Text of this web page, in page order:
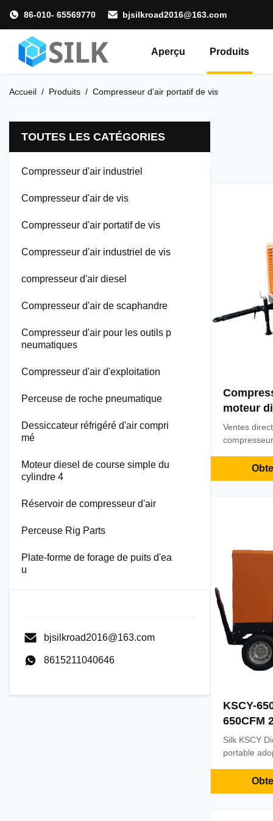
86-010- 65569770 bjsilkroad2016@163.com
Aperçu Produits
Accueil / Produits / Compresseur d'air portatif de vis
TOUTES LES CATÉGORIES
Compresseur d'air industriel
Compresseur d'air de vis
Compresseur d'air portatif de vis
Compresseur d'air industriel de vis
compresseur d'air diesel
Compresseur d'air de scaphandre
Compresseur d'air pour les outils p
neumatiques
Compresseur d'air d'exploitation
Perceuse de roche pneumatique
Dessiccateur réfrigéré d'air compri
mé
Moteur diesel de course simple du
cylindre 4
Réservoir de compresseur d'air
Perceuse Rig Parts
Plate-forme de forage de puits d'ea
u
bjsilkroad2016@163.com
8615211040646
moteur
425CFM
d'énergie
Ventes
minière
KSCY-
650CFM
rotatif
d'air
Silk KSCY
portable
énergie